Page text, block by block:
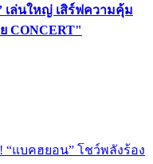
ล่นใหญ่ เสิร์ฟความคุ้ม
CONCERT"